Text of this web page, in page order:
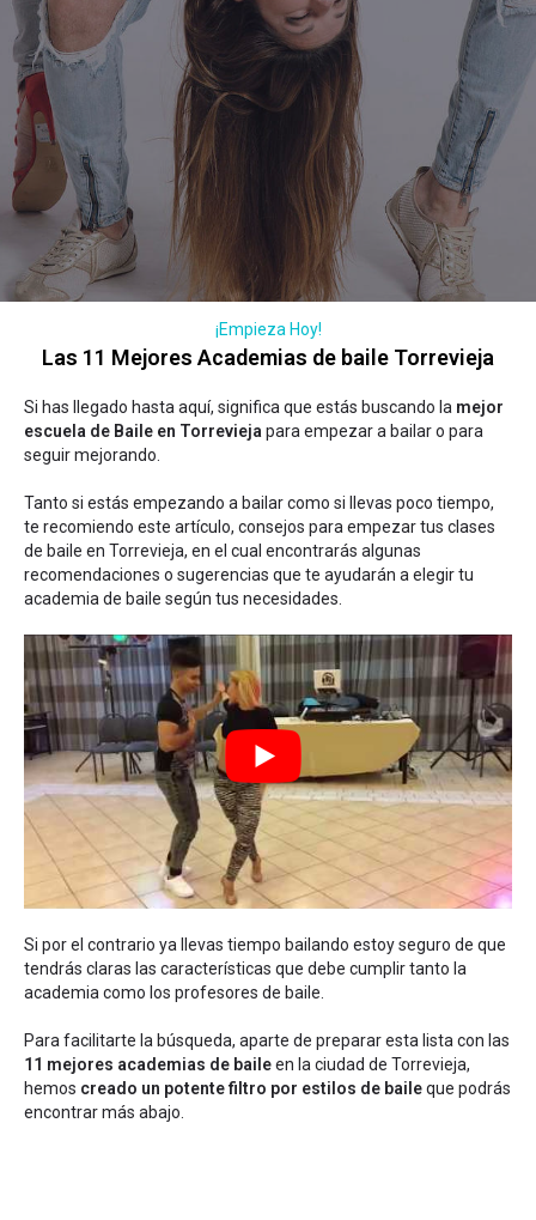
¡Empieza Hoy!
Las 11 Mejores Academias de baile Torrevieja
Si has llegado hasta aquí, significa que estás buscando la mejor
escuela de Baile en Torrevieja para empezar a bailar o para
seguir mejorando.
Tanto si estás empezando a bailar como si llevas poco tiempo,
te recomiendo este artículo, consejos para empezar tus clases
de baile en Torrevieja, en el cual encontrarás algunas
recomendaciones o sugerencias que te ayudarán a elegir tu
academia de baile según tus necesidades.
Si por el contrario ya llevas tiempo bailando estoy seguro de que
tendrás claras las características que debe cumplir tanto la
academia como los profesores de baile.
Para facilitarte la búsqueda, aparte de preparar esta lista con las
11 mejores academias de baileen la ciudad de Torrevieja,
hemos creado un potente filtro por estilos de baileque podrás
encontrar más abajo.